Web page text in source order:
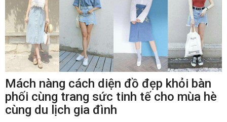
Mách nàng cách diện đồ đẹp khỏi bàn
phối cùng trang sức tinh tế cho mùa hè
cùng du lịch gia đình